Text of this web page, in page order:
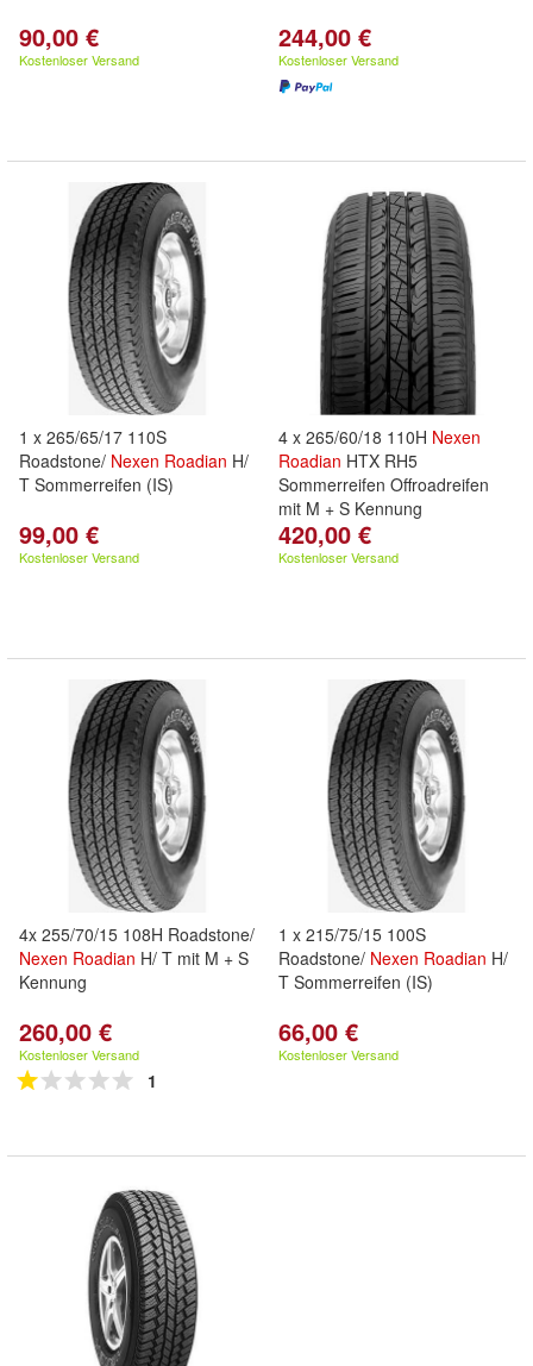
90,00 €
Kostenloser Versand
244,00 €
Kostenloser Versand
1 x 265/65/17 110S
Roadstone/ Nexen Roadian H/
T Sommerreifen (IS)
99,00 €
Kostenloser Versand
4 x 265/60/18 110H Nexen
Roadian HTX RH5
Sommerreifen Offroadreifen
mit M + S Kennung
420,00 €
Kostenloser Versand
4x 255/70/15 108H Roadstone/
Nexen Roadian H/ T mit M + S
Kennung
260,00 €
Kostenloser Versand
1
1 x 215/75/15 100S
Roadstone/ Nexen Roadian H/
T Sommerreifen (IS)
66,00 €
Kostenloser Versand